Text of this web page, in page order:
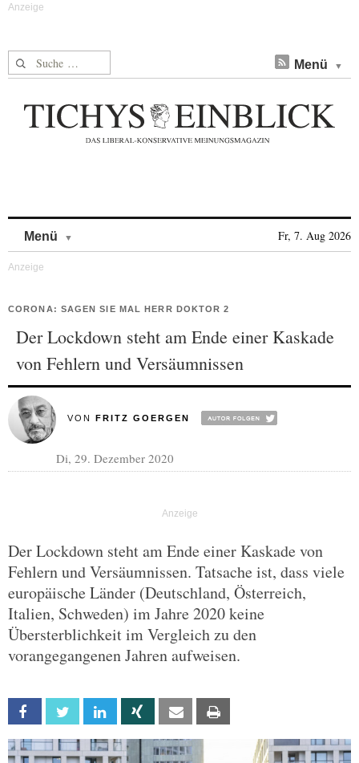
Suche nach: Menü
Menü Fr, 7. Aug 2026
CORONA: SAGEN SIE MAL HERR DOKTOR 2
Der Lockdown steht am Ende einer Kaskade
von Fehlern und Versäumnissen
VON FRITZ GOERGEN
Di, 29. Dezember 2020
Der Lockdown steht am Ende einer Kaskade von
Fehlern und Versäumnissen. Tatsache ist, dass viele
europäische Länder (Deutschland, Österreich,
Italien, Schweden) im Jahre 2020 keine
Übersterblichkeit im Vergleich zu den
vorangegangenen Jahren aufweisen.
Facebook Twitter Linkedin Xing Email